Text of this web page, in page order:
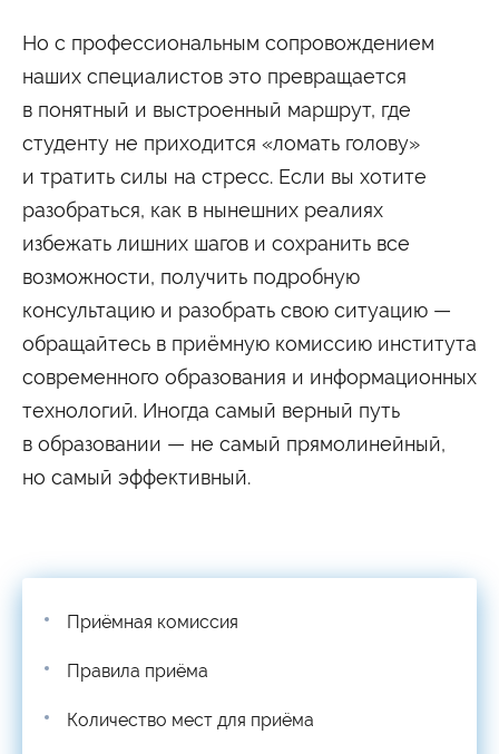
Но с профессиональным сопровождением
наших специалистов это превращается
в понятный и выстроенный маршрут, где
студенту не приходится «ломать голову»
и тратить силы на стресс. Если вы хотите
разобраться, как в нынешних реалиях
избежать лишних шагов и сохранить все
возможности, получить подробную
консультацию и разобрать свою ситуацию —
обращайтесь в приёмную комиссию института
современного образования и информационных
технологий. Иногда самый верный путь
в образовании — не самый прямолинейный,
но самый эффективный.
Приёмная комиссия
Правила приёма
Количество мест для приёма